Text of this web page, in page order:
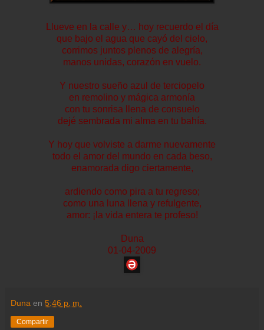
Llueve en la calle y… hoy recuerdo el día
que bajo el agua que cayó del cielo,
corrimos juntos plenos de alegría,
manos unidas, corazón en vuelo.
Y nuestro sueño azul de terciopelo
en remolino y mágica armonía
con tu sonrisa llena de consuelo
dejé sembrada mi alma en tu bahía.
Y hoy que volviste a darme nuevamente
todo el amor del mundo en cada beso,
enamorada digo ciertamente,
ardiendo como pira a tu regreso;
como una luna llena y refulgente,
amor: ¡la vida entera te profeso!
Duna
01-04-2009
Duna en 5:46 p. m.
Compartir